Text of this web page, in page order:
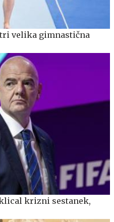
tri velika gimnastična
krizni sestanek,